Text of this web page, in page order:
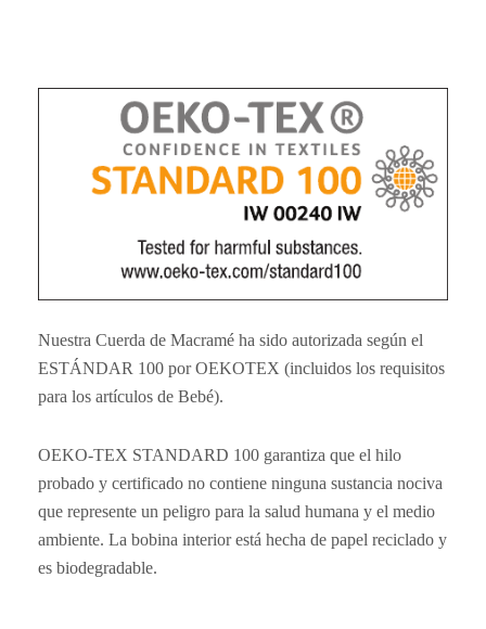
Nuestra Cuerda de Macramé ha sido autorizada según el
ESTÁNDAR 100 por OEKOTEX (incluidos los requisitos
para los artículos de Bebé).
OEKO-TEX STANDARD 100 garantiza que el hilo
probado y certificado no contiene ninguna sustancia nociva
que represente un peligro para la salud humana y el medio
ambiente. La bobina interior está hecha de papel reciclado y
es biodegradable.